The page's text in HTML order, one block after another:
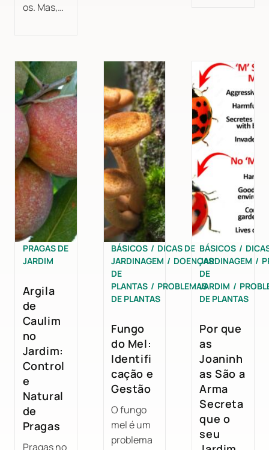
os. Mas,…
PRAGAS DE
JARDIM
Argila
de
Caulim
no
Jardim:
Control
e
Natural
de
Pragas
Pragas no
BÁSICOS / DICAS DE
JARDINAGEM / DOENÇAS
DE
PLANTAS / PROBLEMAS
DE PLANTAS
Fungo
do Mel:
Identifi
cação e
Gestão
O fungo
mel é um
problema
BÁSICOS /
JARDINAGEM /
DE
JARDIM /
DE PLANTAS
Por que
as
Joaninh
as São a
Arma
Secreta
que o
seu